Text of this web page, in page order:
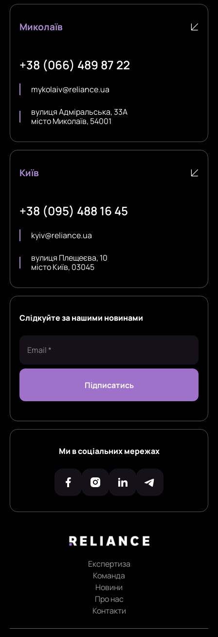
Миколаїв
+38 (066) 489 87 22
mykolaiv@reliance.ua
вулиця Адміральська, 33А
місто Миколаїв, 54001
Київ
+38 (095) 488 16 45
kyiv@reliance.ua
вулиця Плещеєва, 10
місто Київ, 03045
Слідкуйте за нашими новинами
Ми в соціальних мережах
Експертиза
Команда
Новини
Про нас
Контакти